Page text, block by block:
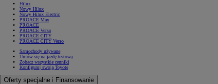
Hilux
Nowy Hilux
Nowy Hilux Electric
PROACE Max
PROACE
PROACE Verso
PROACE CITY
PROACE CITY Verso
Samochody używane
Umów się na jazdę testową
Zobacz wszystkie cenniki
Konfiguruj swoją Toyotę
Oferty specjalne i Finansowanie